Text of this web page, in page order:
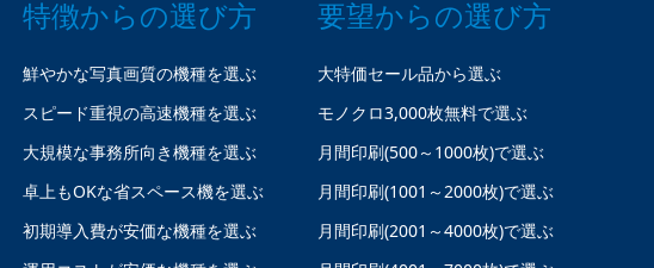
特徴からの選び方
鮮やかな写真画質の機種を選ぶ
スピード重視の高速機種を選ぶ
大規模な事務所向き機種を選ぶ
卓上もOKな省スペース機を選ぶ
初期導入費が安価な機種を選ぶ
要望からの選び方
大特価セール品から選ぶ
モノクロ3,000枚無料で選ぶ
月間印刷(500～1000枚)で選ぶ
月間印刷(1001～2000枚)で選ぶ
月間印刷(2001～4000枚)で選ぶ